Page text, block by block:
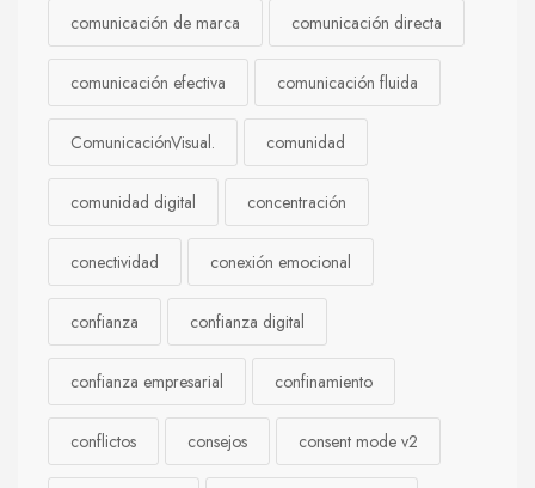
comunicación de marca comunicación directa
comunicación efectiva comunicación fluida
ComunicaciónVisual. comunidad
comunidad digital concentración
conectividad conexión emocional
confianza confianza digital
confianza empresarial confinamiento
conflictos consejos consent mode v2